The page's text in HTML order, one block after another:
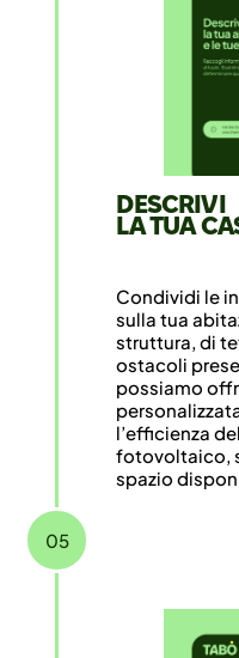
DESCRIVI
LA TUA
Condividi le
sulla tua
struttura, di
ostacoli
possiamo
l’efficienza
fotovoltaico,
spazio
05